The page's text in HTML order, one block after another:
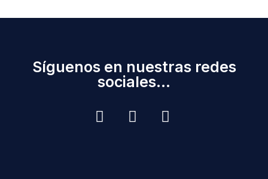
Síguenos en nuestras redes
sociales...